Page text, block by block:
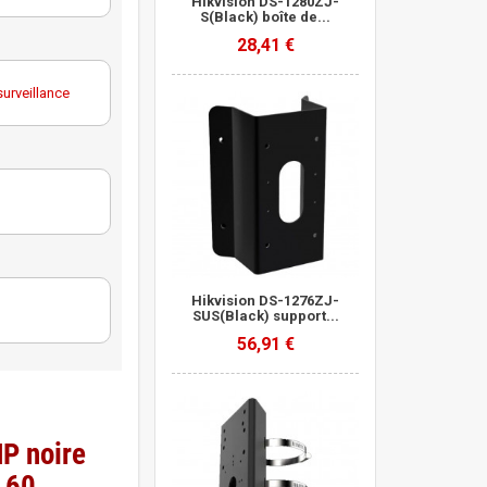
de
noire
S(Black) boîte de...
28,41 €
Hikvision DS-1276ZJ-
SUS(Black) support...
56,91 €